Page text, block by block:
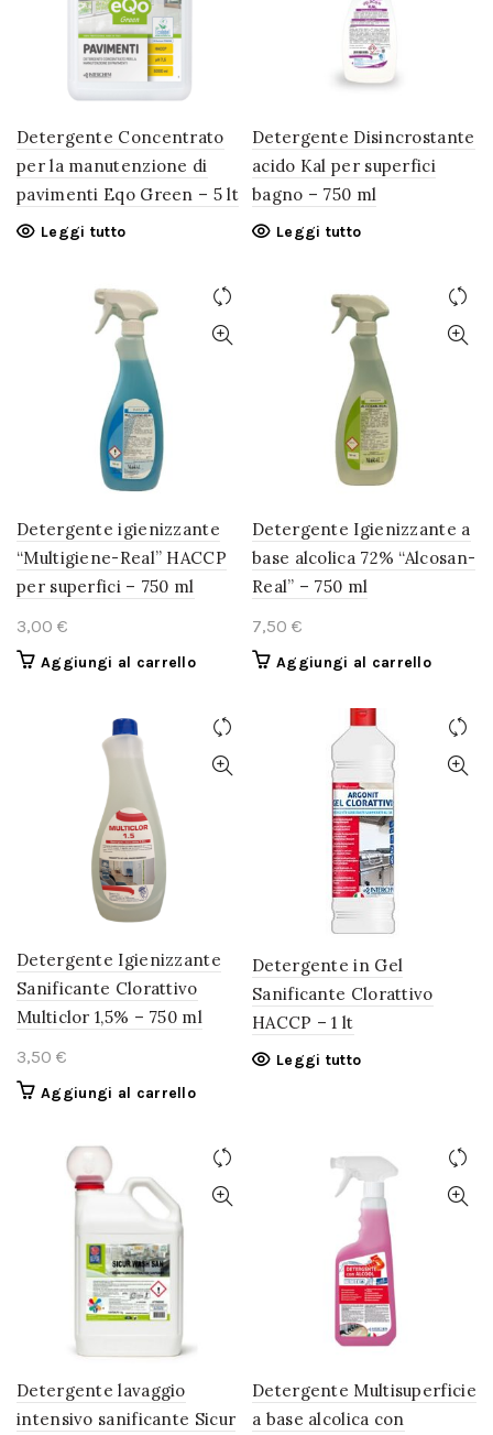
Detergente Concentrato
per la manutenzione di
pavimenti Eqo Green – 5 lt
Leggi tutto
Detergente Disincrostante
acido Kal per superfici
bagno – 750 ml
Leggi tutto
Detergente igienizzante
“Multigiene-Real” HACCP
per superfici – 750 ml
€
Aggiungi al carrello
Detergente Igienizzante a
base alcolica 72% “Alcosan-
Real” – 750 ml
€
Aggiungi al carrello
Detergente Igienizzante
Sanificante Clorattivo
Multiclor 1,5% – 750 ml
€
Aggiungi al carrello
Detergente in Gel
Sanificante Clorattivo
HACCP – 1 lt
Leggi tutto
Detergente lavaggio
intensivo sanificante Sicur
Detergente Multisuperficie
a base alcolica con